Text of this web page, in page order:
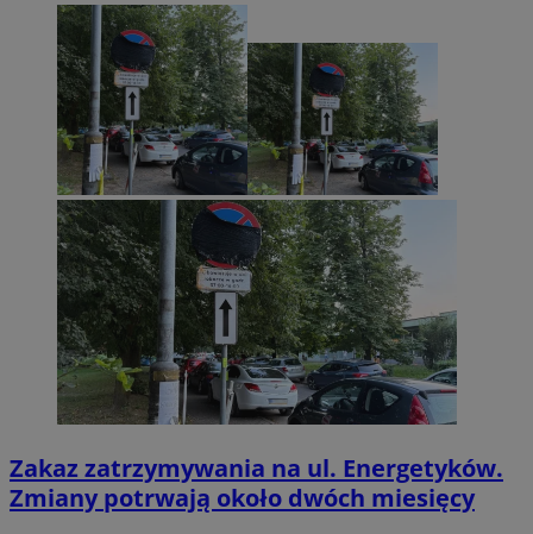
Zakaz zatrzymywania na ul. Energetyków.
Zmiany potrwają około dwóch miesięcy